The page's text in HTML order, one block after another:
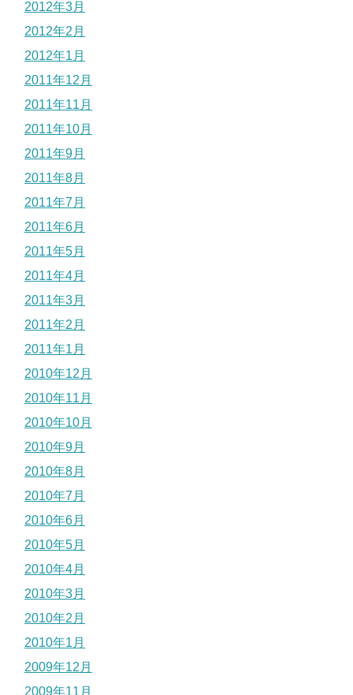
2012年3月
2012年2月
2012年1月
2011年12月
2011年11月
2011年10月
2011年9月
2011年8月
2011年7月
2011年6月
2011年5月
2011年4月
2011年3月
2011年2月
2011年1月
2010年12月
2010年11月
2010年10月
2010年9月
2010年8月
2010年7月
2010年6月
2010年5月
2010年4月
2010年3月
2010年2月
2010年1月
2009年12月
2009年11月